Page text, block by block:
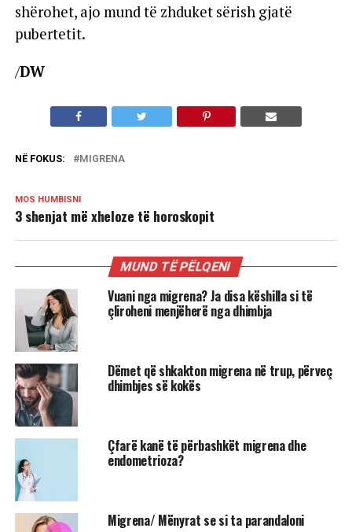
shërohet, ajo mund të zhduket sërish gjatë
pubertetit.
/DW
NË FOKUS: MIGRENA
MOS HUMBISNI
3 shenjat më xheloze të horoskopit
MUND TË PËLQENI
Vuani nga migrena? Ja disa këshilla si të
çliroheni menjëherë nga dhimbja
Dëmet që shkakton migrena në trup, përveç
dhimbjes së kokës
Çfarë kanë të përbashkët migrena dhe
endometrioza?
Migrena/ Mënyrat se si ta parandaloni